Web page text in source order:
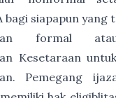
bagi siapapun yang
formal
Kesetaraan
Pemegang